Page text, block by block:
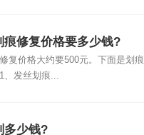
痕修复价格要多少钱?
复价格大约要500元。下面是划痕
发丝划痕...
多少钱?